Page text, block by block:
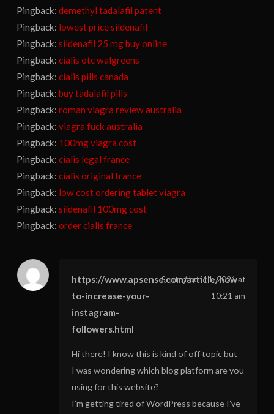
Pingback:demethyl tadalafil patent
Pingback: lowest price sildenafil
Pingback:sildenafil 25 mg buy online
Pingback:cialis otc walgreens
Pingback:cialis pills canada
Pingback:buy tadalafil pills
Pingback:roman viagra review australia
Pingback:viagra fuck australia
Pingback: 100mg viagra cost
Pingback:cialis legal france
Pingback:cialis original france
Pingback: low cost ordering tablet viagra
Pingback:sildenafil 100mg cost
Pingback:order cialis france
https://www.apsense.com/article/how-
to-increase-your-
instagram-
followers.html
September 11, 2021 at
10:21 am
Hi there! I know this is kind of off topic but
I was wondering which blog platform are you
using for this website?
I’m getting tired of WordPress because I’ve